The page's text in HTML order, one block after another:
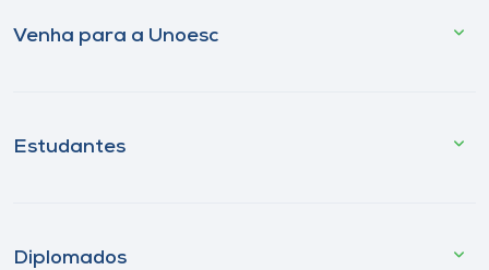
Venha para a Unoesc
Estudantes
Diplomados